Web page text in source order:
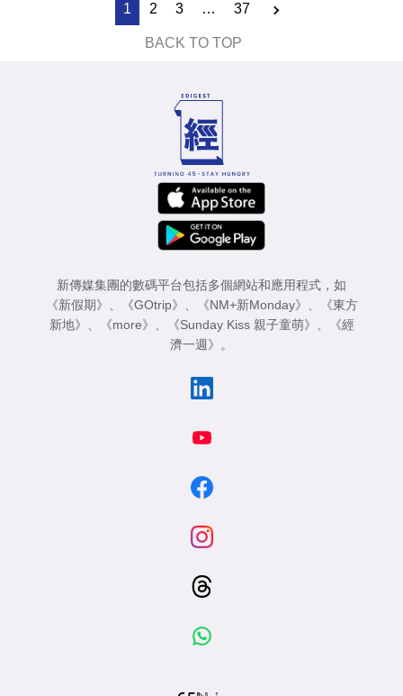
1 2 3 … 37
BACK TO TOP
新傳媒集團的數碼平台包括多個網站和應用程式，如
《新假期》 、 《GOtrip》 、 《NM+新Monday》 、
《東方
新地》 、 《more》 、 《Sunday Kiss 親子童萌》 、
《經
濟一週》 。